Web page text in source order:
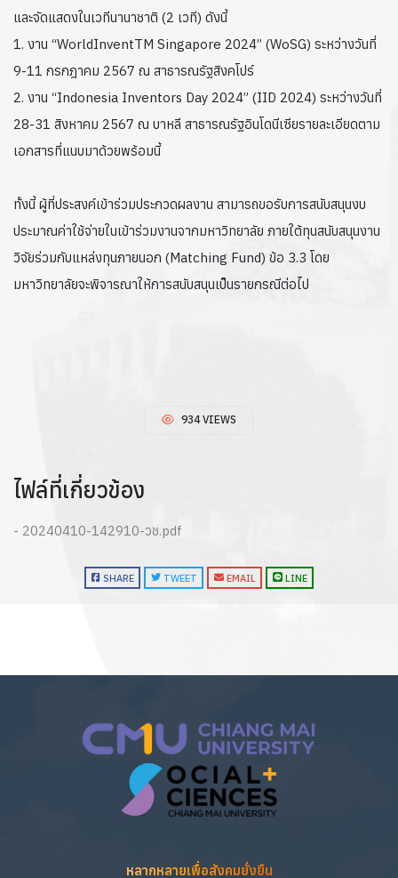
และจัดแสดงในเวทีนานาชาติ (2 เวที) ดังนี้
1. งาน “WorldInventTM Singapore 2024” (WoSG) ระหว่างวันที่
9-11 กรกฎาคม 2567 ณ สาธารณรัฐสิงคโปร์
2. งาน “Indonesia Inventors Day 2024” (IID 2024) ระหว่างวันที่
28-31 สิงหาคม 2567 ณ บาหลี สาธารณรัฐอินโดนีเซียรายละเอียดตาม
เอกสารที่แนบมาด้วยพร้อมนี้
ทั้งนี้ ผู้ที่ประสงค์เข้าร่วมประกวดผลงาน สามารถขอรับการสนับสนุนงบ
ประมาณค่าใช้จ่ายในเข้าร่วมงานจากมหาวิทยาลัย ภายใต้ทุนสนับสนุนงาน
วิจัยร่วมกับแหล่งทุนภายนอก (Matching Fund) ข้อ 3.3 โดย
มหาวิทยาลัยจะพิจารณาให้การสนับสนุนเป็นรายกรณีต่อไป
934 VIEWS
ไฟล์ที่เกี่ยวข้อง
- 20240410-142910-วช.pdf
SHARE TWEET EMAIL LINE
หลากหลายเพื่อสังคมยั่งยืน